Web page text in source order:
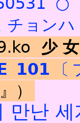
チョンハ
少
101
）
만난 세